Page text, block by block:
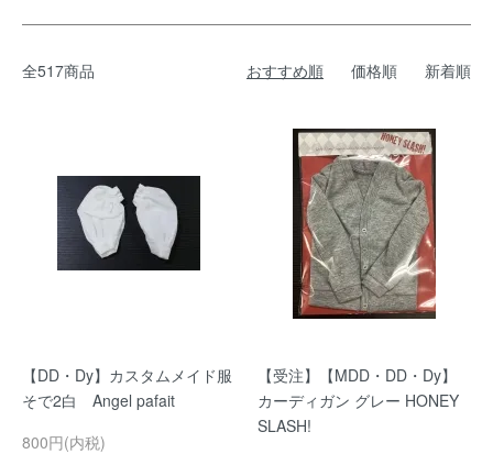
全517商品 おすすめ順 価格順 新着順
【DD・Dy】カスタムメイド服
そで2白 Angel pafait
800円(内税)
【受注】【MDD・DD・Dy】
カーディガン グレー HONEY
SLASH!